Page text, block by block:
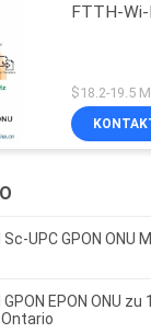
FTTH-Wi-
$18.2-19.5
UPC GPON ONU
EPON ONU zu
Ontario